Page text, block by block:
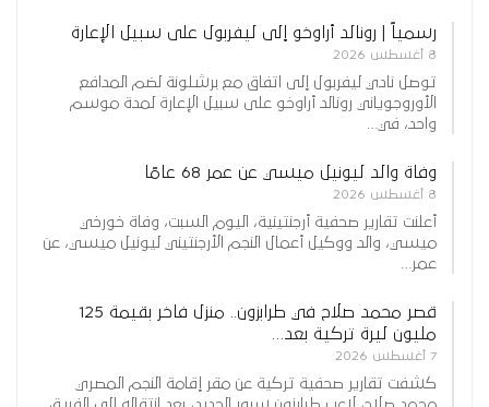
رسمياً | رونالد أراوخو إلى ليفربول على سبيل الإعارة
8 أغسطس 2026
توصل نادي ليفربول إلى اتفاق مع برشلونة لضم المدافع
الأوروجوياني رونالد أراوخو على سبيل الإعارة لمدة موسم
واحد، في…
وفاة والد ليونيل ميسي عن عمر 68 عامًا
8 أغسطس 2026
أعلنت تقارير صحفية أرجنتينية، اليوم السبت، وفاة خورخي
ميسي، والد ووكيل أعمال النجم الأرجنتيني ليونيل ميسي، عن
عمر…
قصر محمد صلاح في طرابزون.. منزل فاخر بقيمة 125
مليون ليرة تركية بعد…
7 أغسطس 2026
كشفت تقارير صحفية تركية عن مقر إقامة النجم المصري